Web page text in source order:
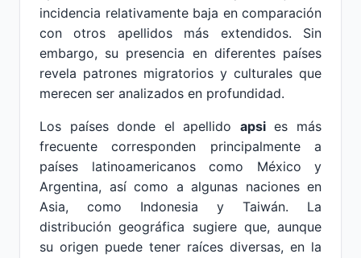
incidencia relativamente baja en comparación
con otros apellidos más extendidos. Sin
embargo, su presencia en diferentes países
revela patrones migratorios y culturales que
merecen ser analizados en profundidad.
Los países donde el apellido apsies más
frecuente corresponden principalmente a
países latinoamericanos como México y
Argentina, así como a algunas naciones en
Asia, como Indonesia y Taiwán. La
distribución geográfica sugiere que, aunque
su origen puede tener raíces diversas, en la